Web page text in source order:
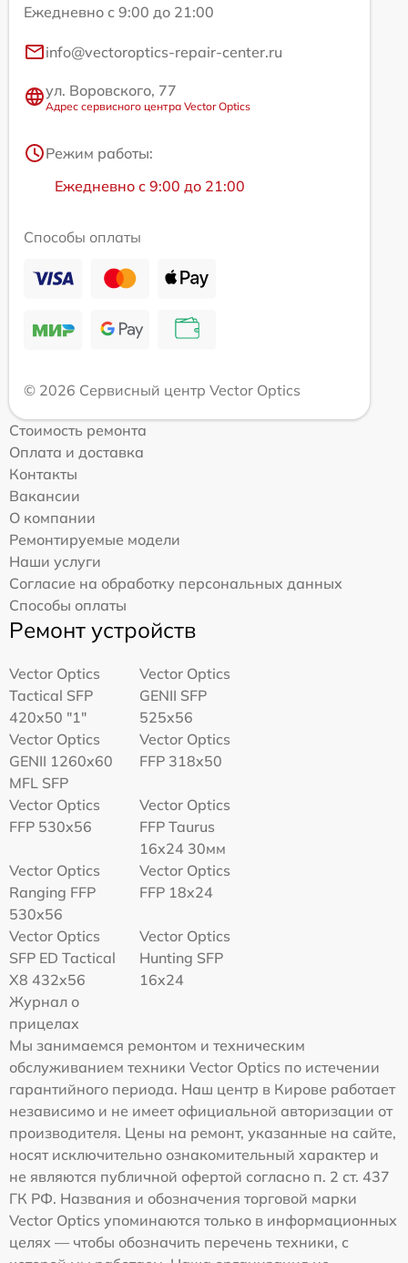
Ежедневно с 9:00 до 21:00
info@vectoroptics-repair-center.ru
ул. Воровского, 77
Адрес сервисного центра Vector Optics
Режим работы:
Ежедневно с 9:00 до 21:00
Способы оплаты
© 2026 Сервисный центр Vector Optics
Стоимость ремонта
Оплата и доставка
Контакты
Вакансии
О компании
Ремонтируемые модели
Наши услуги
Согласие на обработку персональных данных
Способы оплаты
Ремонт устройств
Vector Optics
Tactical SFP
420x50 "1"
Vector Optics
GENII SFP
525x56
Vector Optics
GENII 1260x60
MFL SFP
Vector Optics
FFP 318x50
Vector Optics
FFP 530x56
Vector Optics
FFP Taurus
16x24 30мм
Vector Optics
Ranging FFP
530x56
Vector Optics
FFP 18x24
Vector Optics
SFP ED Tactical
X8 432x56
Vector Optics
Hunting SFP
16x24
Журнал о
прицелах
Мы занимаемся ремонтом и техническим
обслуживанием техники Vector Optics по истечении
гарантийного периода. Наш центр в Кирове работает
независимо и не имеет официальной авторизации от
производителя. Цены на ремонт, указанные на сайте,
носят исключительно ознакомительный характер и
не являются публичной офертой согласно п. 2 ст. 437
ГК РФ. Названия и обозначения торговой марки
Vector Optics упоминаются только в информационных
целях — чтобы обозначить перечень техники, с